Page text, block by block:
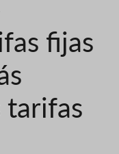
fijas
tarifas